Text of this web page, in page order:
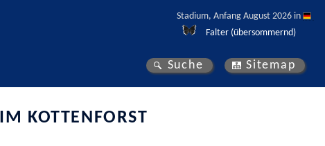
Stadium, Anfang August 2026 in
Falter (übersommernd)
Suche Sitemap
KOTTENFORST